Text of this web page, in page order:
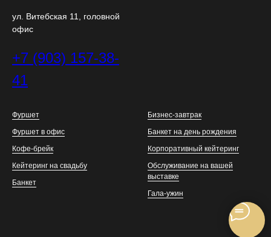
ул. Витебская 11, головной
офис
+7 (903) 157-38-
41
Фуршет
Фуршет в офис
Кофе-брейк
Кейтеринг на свадьбу
Банкет
Бизнес-завтрак
Банкет на день рождения
Корпоративный кейтеринг
Обслуживание на вашей
выставке
Гала-ужин